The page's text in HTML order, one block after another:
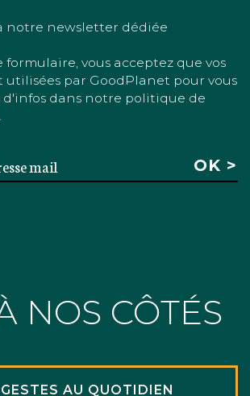
notre newsletter dédiée
formulaire, vous acceptez que vos
utilisées par GoodPlanet pour vous
d'infos dans notre politique de
NOS CÔTÉS
AU QUOTIDIEN